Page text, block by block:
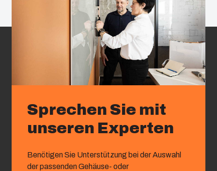
Sprechen Sie mit
unseren Experten
Benötigen Sie Unterstützung bei der Auswahl
der passenden Gehäuse- oder